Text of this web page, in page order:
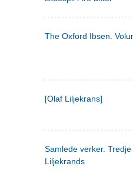
The Oxford Ibsen.
[Olaf Liljekrans]
Samlede verker. Tredje
Liljekrands